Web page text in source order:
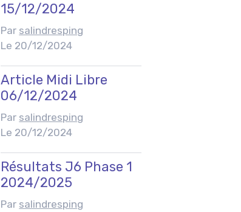
15/12/2024
Par salindresping
Le 20/12/2024
Article Midi Libre
06/12/2024
Par salindresping
Le 20/12/2024
Résultats J6 Phase 1
2024/2025
Par salindresping